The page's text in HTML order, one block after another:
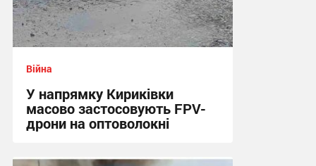
Війна
У напрямку Кириківки
масово застосовують FPV-
дрони на оптоволокні